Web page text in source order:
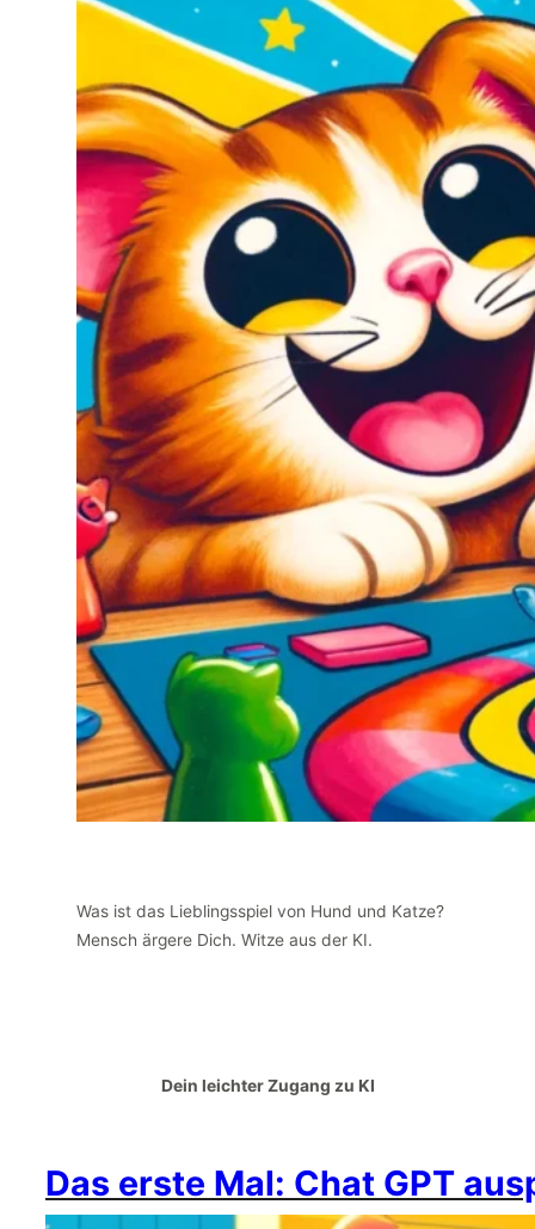
Was ist das Lieblingsspiel von Hund und Katze?
Mensch ärgere Dich. Witze aus der KI.
Dein leichter Zugang zu KI
Das erste Mal: Chat GPT